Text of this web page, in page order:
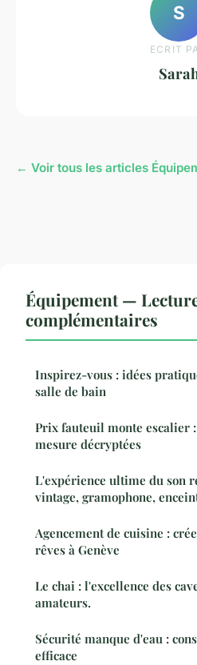
S
ECRIT
← Voir tous les articles
Équipement —
complémentaires
Inspirez-vous : idées
salle de bain
Prix fauteuil monte escalier
mesure décryptées
L'expérience ultime du son
vintage, gramophone,
Agencement de cuisine :
rêves à Genève
Le chai : l'excellence des
amateurs.
Sécurité manque d'eau :
efficace